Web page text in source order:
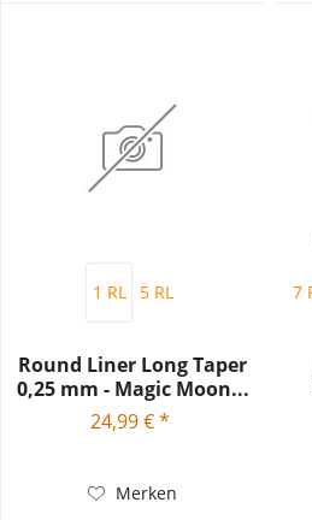
1 RL 5 RL
Round Liner Long Taper
0,25 mm - Magic Moon...
24,99 € *
Merken